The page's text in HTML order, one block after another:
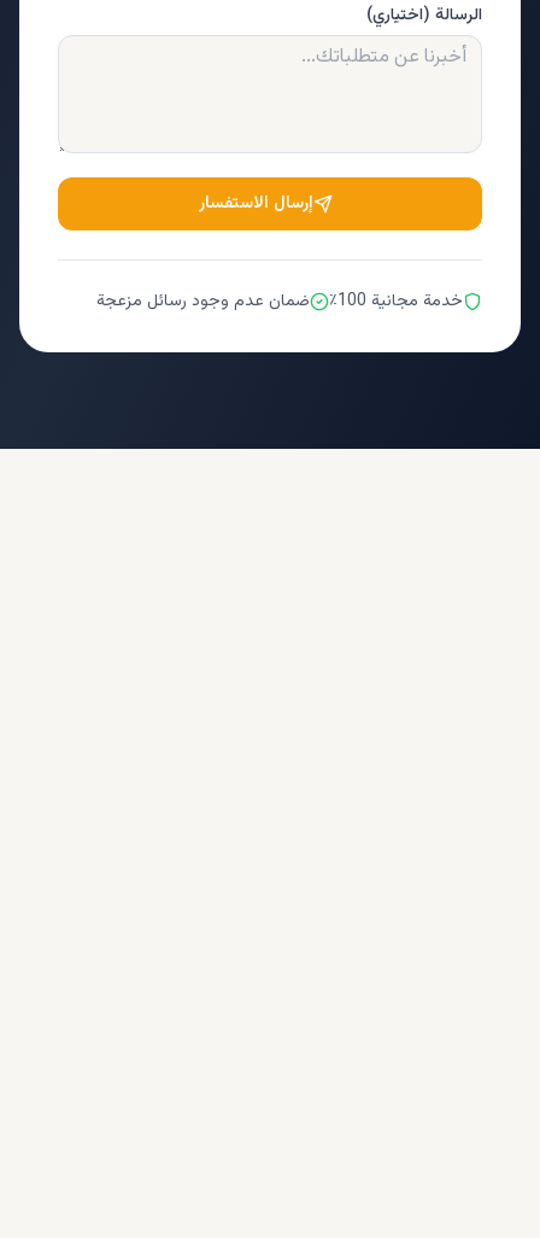
الرسالة (اختياري)
إرسال الاستفسار
خدمة مجانية 100٪ ضمان عدم وجود رسائل مزعجة